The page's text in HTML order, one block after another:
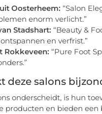
Oosterheem: “Salon
enorm verlicht.”
Stadshart: “Beauty &
en verfrist.”
Rokkeveen: “Pure Foot
deze salons
onderscheidt, is hun
producten en bieden